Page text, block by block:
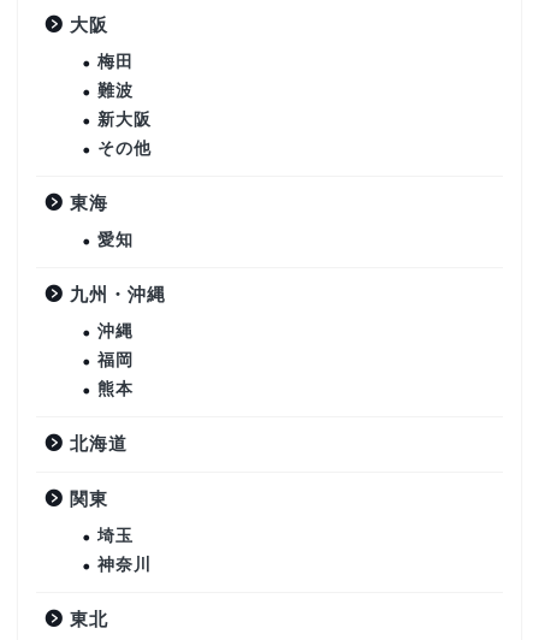
大阪
梅田
難波
新大阪
その他
東海
愛知
九州・沖縄
沖縄
福岡
熊本
北海道
関東
埼玉
神奈川
東北